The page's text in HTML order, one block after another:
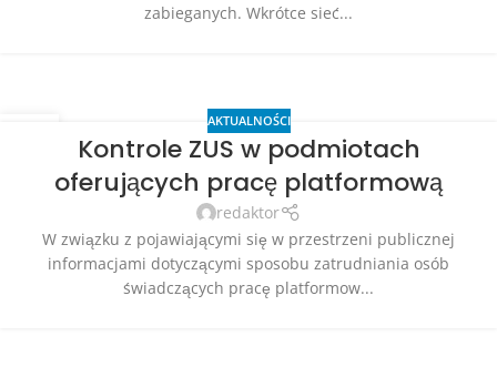
zabieganych. Wkrótce sieć...
AKTUALNOŚCI
Kontrole ZUS w podmiotach
oferujących pracę platformową
redaktor
W związku z pojawiającymi się w przestrzeni publicznej
informacjami dotyczącymi sposobu zatrudniania osób
świadczących pracę platformow...